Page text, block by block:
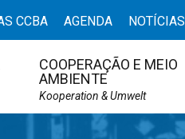
CCBA AGENDA NOTÍCIAS
COOPERAÇÃO E MEIO
AMBIENTE
Kooperation & Umwelt